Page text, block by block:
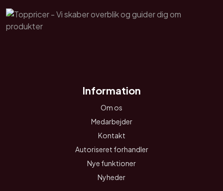
Information
Om os
Medarbejder
Kontakt
Autoriseret forhandler
Nye funktioner
Nyheder